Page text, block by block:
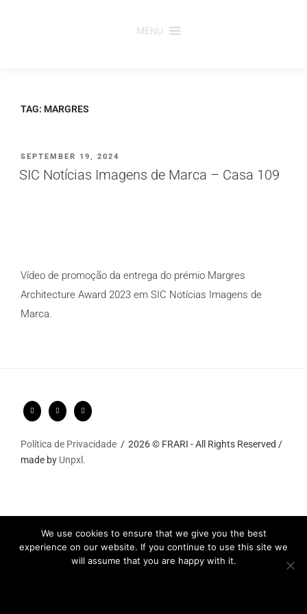
MENU
TAG: MARGRES
PUBLICADO
EM
SEPTEMBER 19, 2024
SIC Notícias Imagens de Marca – Casa 109
Vídeo de promoção da entrega do prémio Margres
Architecture Award 2023 em SIC Notícias Imagens de
Marca.
Política de Privacidade
2026 © FRARI - All Rights Reserved /
made by Unpxl.
We use cookies to ensure that we give you the best
experience on our website. If you continue to use this site we
will assume that you are happy with it.